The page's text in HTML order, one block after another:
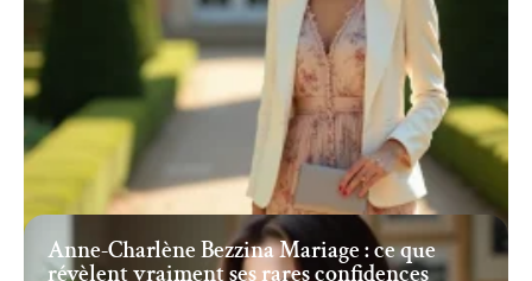
Anne-Charlène Bezzina Mariage : ce que
révèlent vraiment ses rares confidences